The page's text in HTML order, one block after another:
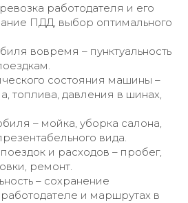
работодателя и его
ПДД, выбор оптимального
вовремя – пунктуальность
состояния машины –
топлива, давления в шинах,
– мойка, уборка салона,
вида.
и расходов – пробег,
ремонт.
– сохранение
и маршрутах в